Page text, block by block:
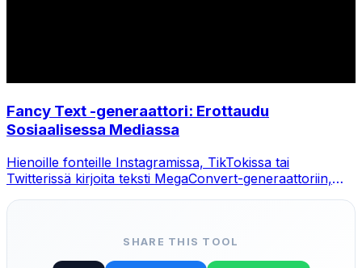
Fancy Text -generaattori: Erottaudu
Sosiaalisessa Mediassa
Hienoille fonteille Instagramissa, TikTokissa tai
Twitterissä kirjoita teksti MegaConvert-generaattoriin,
SHARE THIS TOOL